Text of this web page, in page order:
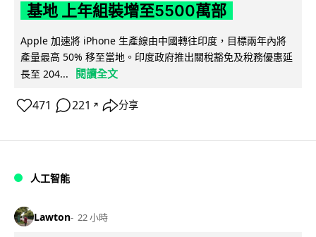
基地 上年組裝增至5500萬部
Apple 加速將 iPhone 生產線由中國轉往印度，目標兩年內將
產量最高 50% 移至當地。印度政府推出關稅豁免及稅務優惠延
長至 204...
閱讀全文
471 221 ↗ 分享
人工智能
Lawton 22 小時